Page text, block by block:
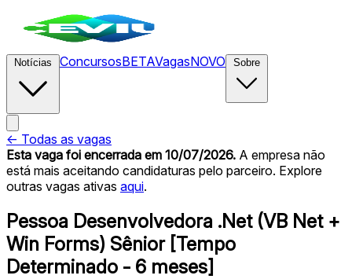
ConcursosBETAVagasNOVO
← Todas as vagas
Esta vaga foi encerrada em 10/07/2026. A empresa não
está mais aceitando candidaturas pelo parceiro. Explore
outras vagas ativas aqui.
Pessoa Desenvolvedora .Net (VB Net +
Win Forms) Sênior [Tempo
Determinado - 6 meses]